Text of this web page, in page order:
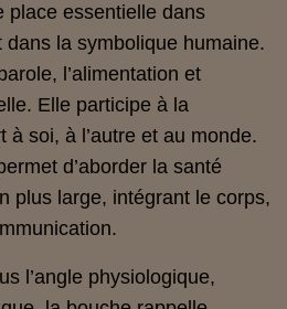
place essentielle dans
dans la symbolique humaine.
l’alimentation et
Elle participe à la
à soi, à l’autre et au monde.
d’aborder la santé
plus large, intégrant le corps,
l’angle physiologique,